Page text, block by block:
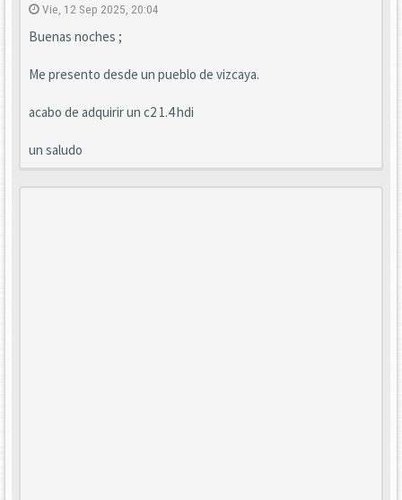
Vie, 12 Sep 2025, 20:04
Buenas noches ;
Me presento desde un pueblo de vizcaya.
acabo de adquirir un c2 1.4 hdi
un saludo